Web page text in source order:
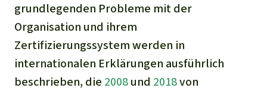
grundlegenden Probleme mit der
Organisation und ihrem
Zertifizierungssystem werden in
internationalen Erklärungen ausführlich
beschrieben, die 2008und 2018von